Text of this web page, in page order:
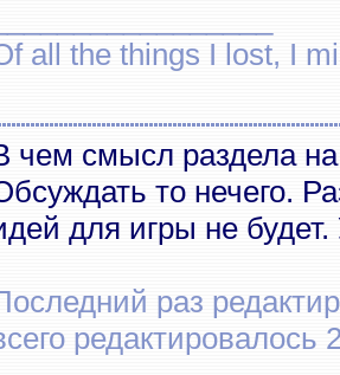
all the things I lost, I
чем смысл раздела
то нечего.
для игры не
раз
редактировалось